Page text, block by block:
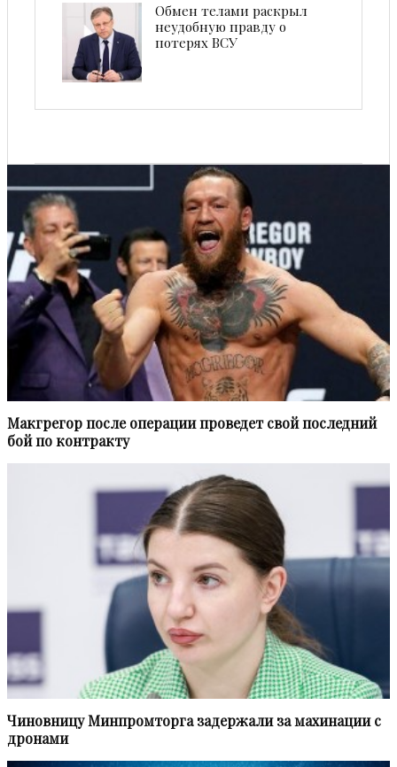
Обмен телами раскрыл
неудобную правду о
потерях ВСУ
Макгрегор после операции проведет свой последний
бой по контракту
Чиновницу Минпромторга задержали за махинации с
дронами